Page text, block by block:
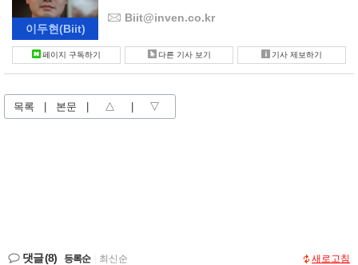
이두현(Biit)
Biit@inven.co.kr
페이지 구독하기 다른 기사 보기 기사 제보하기
목록 | 본문 | △ | ▽
댓글(8) 등록순 최신순 새로고침